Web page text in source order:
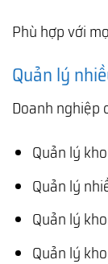
Phù hợp với
Quản lý
Doanh nghiệp
Quản lý
Quản lý
Quản lý
Quản lý